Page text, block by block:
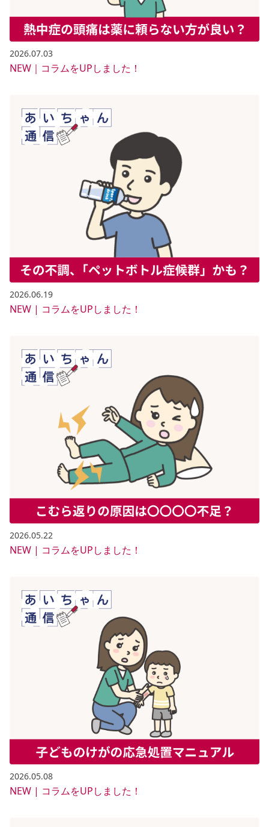
2026.07.03
NEW｜コラムをUPしました！
2026.06.19
NEW | コラムをUPしました！
2026.05.22
NEW | コラムをUPしました！
2026.05.08
NEW | コラムをUPしました！